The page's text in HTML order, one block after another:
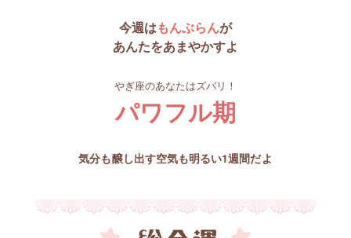
今週はもんぶらんが
あんたをあまやかすよ
やぎ座のあなたはズバリ！
パワフル期
気分も醸し出す空気も明るい1週間だよ